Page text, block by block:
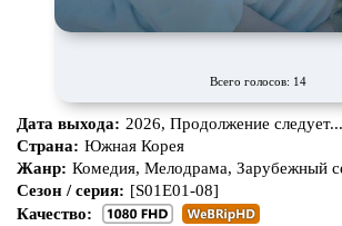
Всего голосов: 14
Дата выхода: 2026, Продолжение следует...
Страна: Южная Корея
Жанр: Комедия, Мелодрама, Зарубежный
Сезон / серия: [S01E01-08]
Качество: